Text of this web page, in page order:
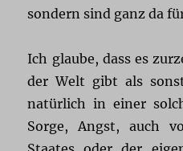
sondern sind ganz da
Ich glaube, dass es
der Welt gibt als
natürlich in einer
Sorge, Angst, auch